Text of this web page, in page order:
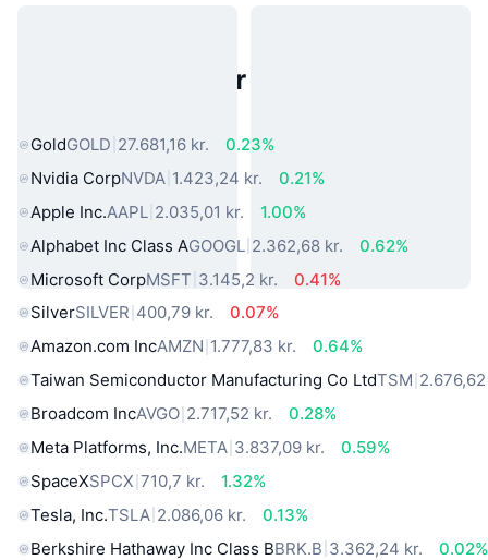
Populære aktiver fra den virkelige
GoldGOLD 27.681,16 kr.
0.23%
Nvidia CorpNVDA 1.423,24 kr.
0.21%
Apple Inc.AAPL 2.035,01 kr.
1.00%
Alphabet Inc Class AGOOGL 2.362,68 kr.
0.62%
Microsoft CorpMSFT 3.145,2 kr.
0.41%
SilverSILVER 400,79 kr.
0.07%
Amazon.com IncAMZN 1.777,83 kr.
0.64%
Taiwan Semiconductor Manufacturing Co LtdTSM
Broadcom IncAVGO 2.717,52 kr.
0.28%
Meta Platforms, Inc.META 3.837,09 kr.
0.59%
SpaceXSPCX 710,7 kr.
1.32%
Tesla, Inc.TSLA 2.086,06 kr.
0.13%
Berkshire Hathaway Inc Class BBRK.B 3.362,24 kr.
0.02%